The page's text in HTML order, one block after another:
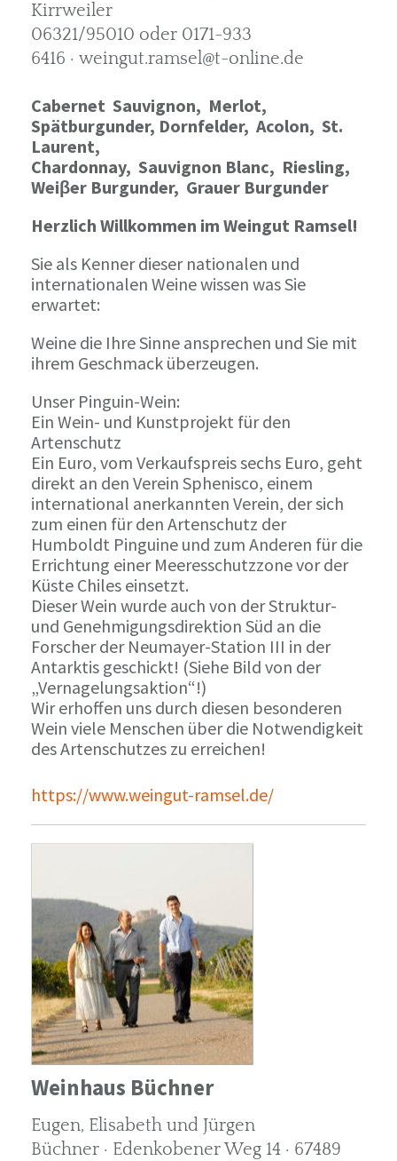
Kirrweiler
06321/95010 oder 0171-933
6416 · weingut.ramsel@t-online.de
Cabernet Sauvignon, Merlot,
Spätburgunder, Dornfelder, Acolon, St.
Laurent,
Chardonnay, Sauvignon Blanc, Riesling,
Weiβer Burgunder, Grauer Burgunder
Herzlich Willkommen im Weingut Ramsel!
Sie als Kenner dieser nationalen und
internationalen Weine wissen was Sie
erwartet:
Weine die Ihre Sinne ansprechen und Sie mit
ihrem Geschmack überzeugen.
Unser Pinguin-Wein:
Ein Wein- und Kunstprojekt für den
Artenschutz
Ein Euro, vom Verkaufspreis sechs Euro, geht
direkt an den Verein Sphenisco, einem
international anerkannten Verein, der sich
zum einen für den Artenschutz der
Humboldt Pinguine und zum Anderen für die
Errichtung einer Meeresschutzzone vor der
Küste Chiles einsetzt.
Dieser Wein wurde auch von der Struktur-
und Genehmigungsdirektion Süd an die
Forscher der Neumayer-Station III in der
Antarktis geschickt! (Siehe Bild von der
„Vernagelungsaktion“!)
Wir erhoffen uns durch diesen besonderen
Wein viele Menschen über die Notwendigkeit
des Artenschutzes zu erreichen!
https://www.weingut-ramsel.de/
Weinhaus Büchner
Eugen, Elisabeth und Jürgen
Büchner · Edenkobener Weg 14 · 67489